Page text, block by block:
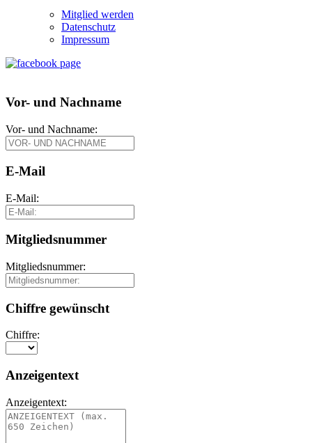
Mitglied werden
Datenschutz
Impressum
Vor- und Nachname
Vor- und Nachname:
E-Mail
E-Mail:
Mitgliedsnummer
Mitgliedsnummer:
Chiffre gewünscht
Chiffre:
Anzeigentext
Anzeigentext: